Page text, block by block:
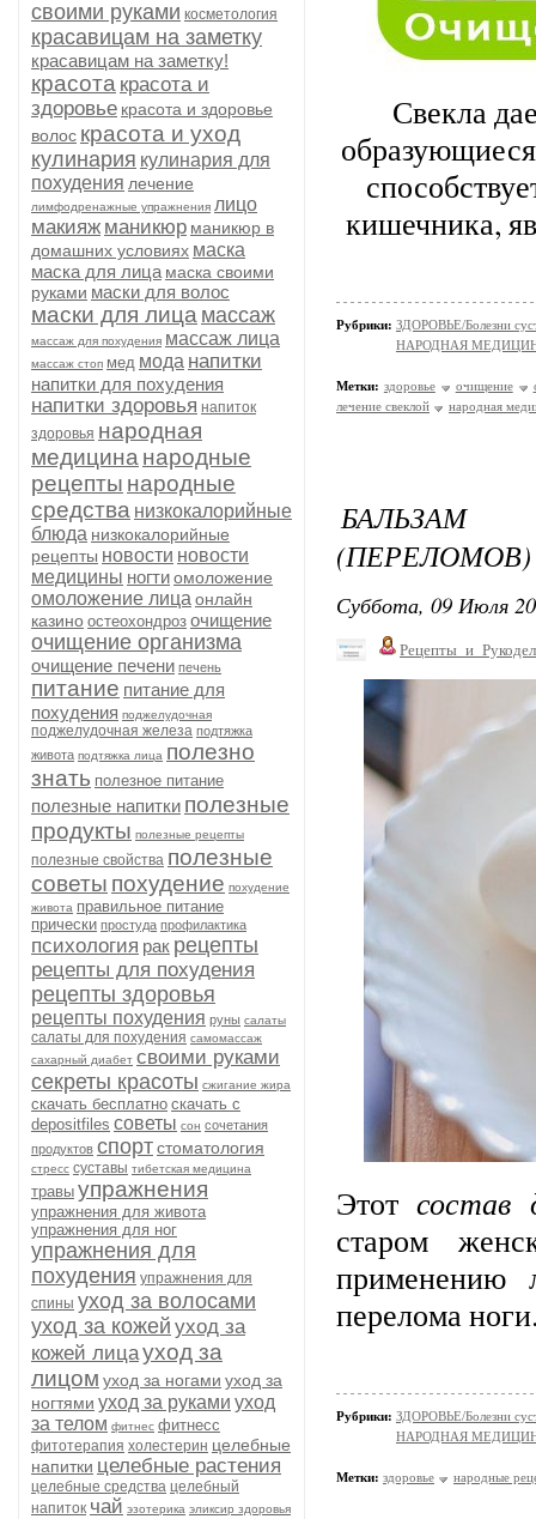
своими руками косметология
красавицам на заметку
красавицам на заметку!
красота красота и
здоровье красота и здоровье
волос красота и уход
кулинария кулинария для
похудения лечение
лимфодренажные упражнения лицо
макияж маникюр маникюр в
домашних условиях маска
маска для лица маска своими
руками маски для волос
маски для лица массаж
массаж для похудения массаж лица
массаж стоп мед мода напитки
напитки для похудения
напитки здоровья напиток
здоровья народная
медицина народные
рецепты народные
средства низкокалорийные
блюда низкокалорийные
рецепты новости новости
медицины ногтиомоложение
омоложение лица онлайн
казино остеохондроз очищение
очищение организма
очищение печени печень
питание питание для
похудения поджелудочная
поджелудочная железа подтяжка
живота подтяжка лица полезно
знать полезное питание
полезные напитки полезные
продукты полезные рецепты
полезные свойства полезные
советы похудение похудение
живота правильное питание
прически простуда профилактика
психология рак рецепты
рецепты для похудения
рецепты здоровья
рецепты похудения руны салаты
салаты для похудения самомассаж
сахарный диабет своими руками
секреты красоты сжигание жира
скачать бесплатно скачать с
depositfiles советы сон сочетания
продуктов спортстоматология
стресс суставы тибетская медицина
травы упражнения
упражнения для живота
упражнения для ног
упражнения для
похудения упражнения для
спины уход за волосами
уход за кожей уход за
кожей лицауход за
лицом уход за ногами уход за
ногтями уход за руками уход
за телом фитнес фитнесс
фитотерапия холестерин целебные
напитки целебные растения
целебные средства целебный
напиток чай эзотерика эликсир здоровья
Свекла
кишечника,
Рубрики: ЗДОРОВЬЕ/Болезни
НАРОДНАЯ
Метки: здоровье очищение
лечение свеклой
народная
(ПЕРЕЛОМОВ)
Суббота, 09 Июля
Этотсостав
старом
применению
перелома
Рубрики: ЗДОРОВЬЕ/Болезни
НАРОДНАЯ
Метки: здоровье народные